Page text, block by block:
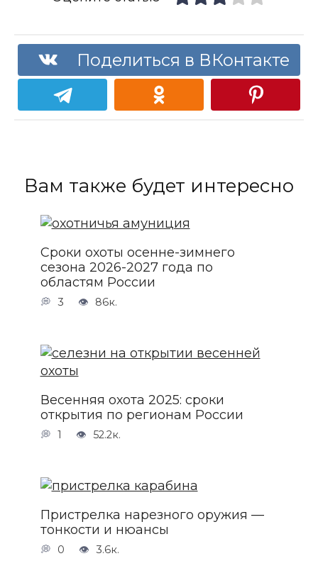
Поделиться в ВКонтакте
Вам также будет интересно
Сроки охоты осенне-зимнего
сезона 2026-2027 года по
областям России
3 86к.
Весенняя охота 2025: сроки
открытия по регионам России
1 52.2к.
Пристрелка нарезного оружия —
тонкости и нюансы
0 3.6к.